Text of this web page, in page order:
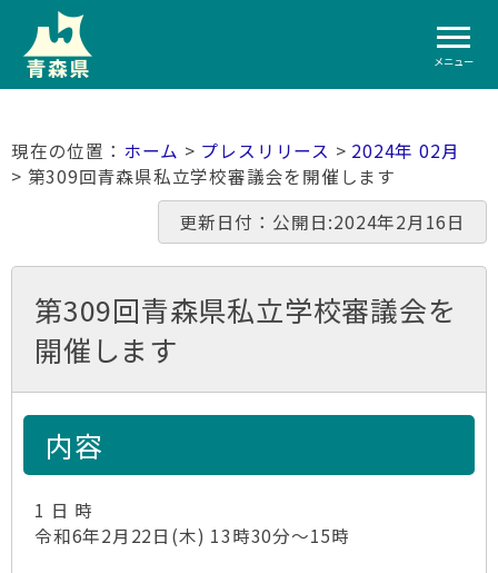
メニュー
ホーム > プレスリリース > 2024年 02月
> 第309回青森県私立学校審議会を開催します
更新日付：公開日:2024年2月16日
第309回青森県私立学校審議会を
開催します
内容
1 日 時
令和6年2月22日(木) 13時30分～15時